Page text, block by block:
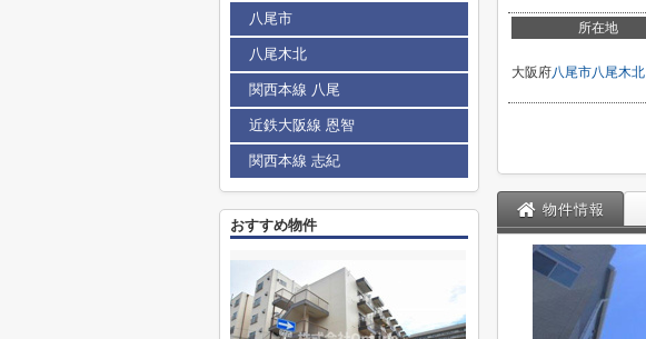
所在地
大阪府八尾市八尾木北
物件情報
八尾市
八尾木北
関西本線 八尾
近鉄大阪線 恩智
関西本線 志紀
おすすめ物件